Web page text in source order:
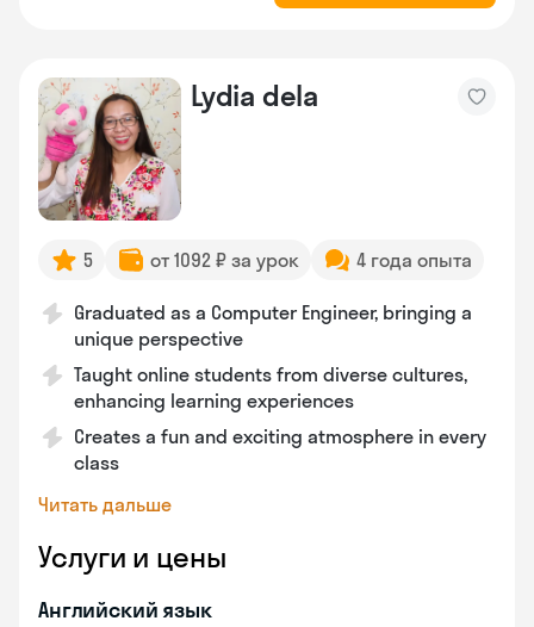
Lydia dela
5 от 1092 ₽ за урок 4 года опыта
Graduated as a Computer Engineer, bringing a
unique perspective
Taught online students from diverse cultures,
enhancing learning experiences
Creates a fun and exciting atmosphere in every
class
Читать дальше
Услуги и цены
Английский язык